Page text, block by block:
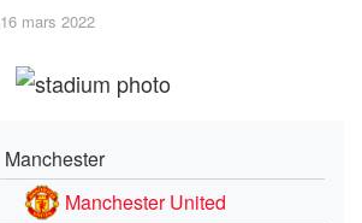
16 mars 2022
Manchester
Manchester United